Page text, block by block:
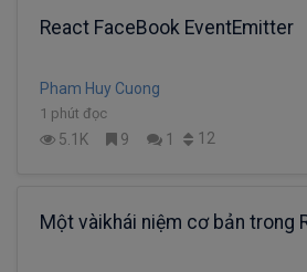
React FaceBook EventEmitter
Pham Huy Cuong
1 phút đọc
5.1K 9 1 12
Một vàikhái niệm cơ bản trong